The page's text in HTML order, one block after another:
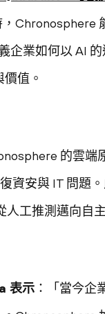
Chronosphere
企業如何以 AI
值。
的雲端
資安與 IT 問題
工推測邁向自
表示 ：「當今企